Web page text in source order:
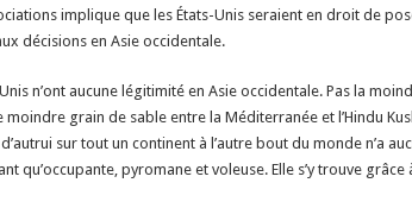
implique que les États-Unis seraient en droit de
décisions en Asie occidentale.
n’ont aucune légitimité en Asie occidentale. Pas la
grain de sable entre la Méditerranée et l’Hindu
sur tout un continent à l’autre bout du monde n’a
qu’occupante, pyromane et voleuse. Elle s’y trouve